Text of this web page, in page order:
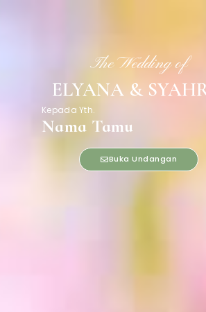
The Wedding of
ELYANA &
Kepada Yth.
Nama Tamu
Buka Undangan